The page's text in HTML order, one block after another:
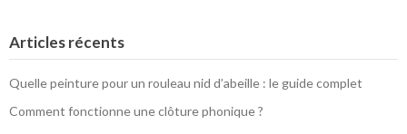
Articles récents
Quelle peinture pour un rouleau nid d’abeille : le guide complet
Comment fonctionne une clôture phonique ?